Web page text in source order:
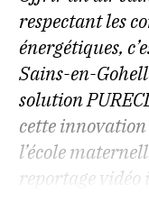
respectant les
énergétiques,
Sains-en-
solution
cette
l’école
reportage